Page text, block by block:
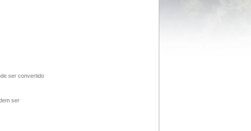
ser convertido
ser